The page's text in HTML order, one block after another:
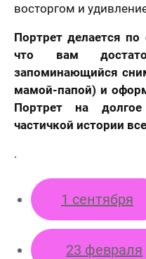
восторгом и
Портрет делается по
что вам
запоминающийся
мамой-папой) и
Портрет на
частичкой истории
.
1 сентября
23 февраля